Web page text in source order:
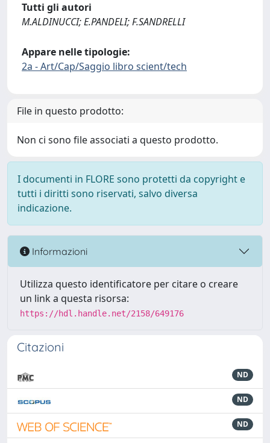
Tutti gli autori
M.ALDINUCCI; E.PANDELI; F.SANDRELLI
Appare nelle tipologie:
2a - Art/Cap/Saggio libro scient/tech
File in questo prodotto:
Non ci sono file associati a questo prodotto.
I documenti in FLORE sono protetti da copyright e
tutti i diritti sono riservati, salvo diversa
indicazione.
Informazioni
Utilizza questo identificatore per citare o creare
un link a questa risorsa:
https://hdl.handle.net/2158/649176
Citazioni
ND
ND
ND